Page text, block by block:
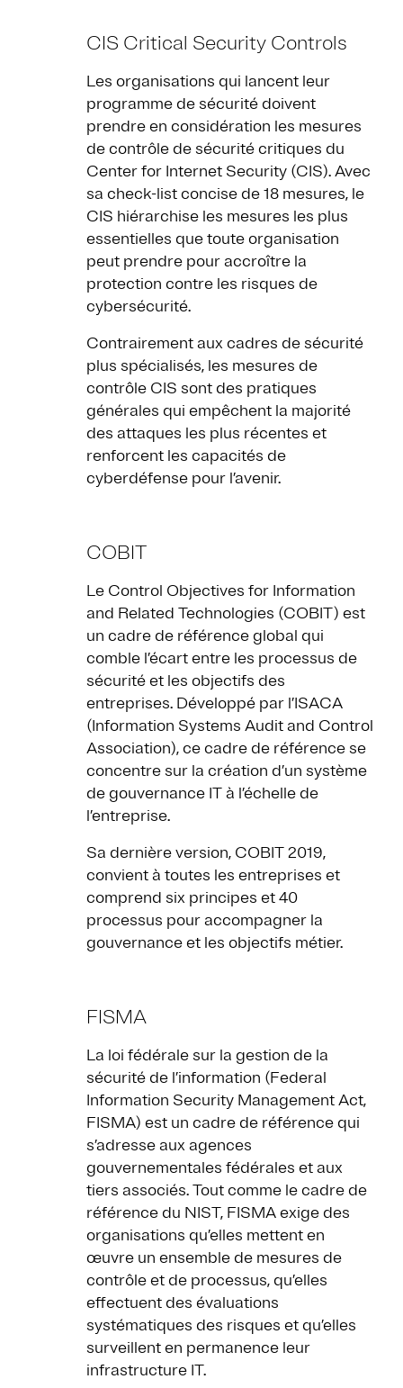
CIS Critical Security Controls
Les organisations qui lancent leur
programme de sécurité doivent
prendre en considération les mesures
de contrôle de sécurité critiques du
Center for Internet Security (CIS). Avec
sa check-list concise de 18 mesures, le
CIS hiérarchise les mesures les plus
essentielles que toute organisation
peut prendre pour accroître la
protection contre les risques de
cybersécurité.
Contrairement aux cadres de sécurité
plus spécialisés, les mesures de
contrôle CIS sont des pratiques
générales qui empêchent la majorité
des attaques les plus récentes et
renforcent les capacités de
cyberdéfense pour l’avenir.
COBIT
Le Control Objectives for Information
and Related Technologies (COBIT) est
un cadre de référence global qui
comble l’écart entre les processus de
sécurité et les objectifs des
entreprises. Développé par l’ISACA
(Information Systems Audit and Control
Association), ce cadre de référence se
concentre sur la création d’un système
de gouvernance IT à l’échelle de
l’entreprise.
Sa dernière version, COBIT 2019,
convient à toutes les entreprises et
comprend six principes et 40
processus pour accompagner la
gouvernance et les objectifs métier.
FISMA
La loi fédérale sur la gestion de la
sécurité de l’information (Federal
Information Security Management Act,
FISMA) est un cadre de référence qui
s’adresse aux agences
gouvernementales fédérales et aux
tiers associés. Tout comme le cadre de
référence du NIST, FISMA exige des
organisations qu’elles mettent en
œuvre un ensemble de mesures de
contrôle et de processus, qu’elles
effectuent des évaluations
systématiques des risques et qu’elles
surveillent en permanence leur
infrastructure IT.